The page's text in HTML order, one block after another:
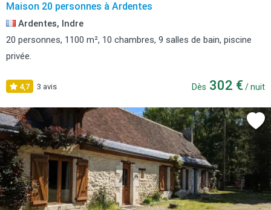
Maison 20 personnes à Ardentes
Ardentes, Indre
20 personnes, 1100 m², 10 chambres, 9 salles de bain, piscine
privée.
4,7 3 avis Dès 302 € / nuit